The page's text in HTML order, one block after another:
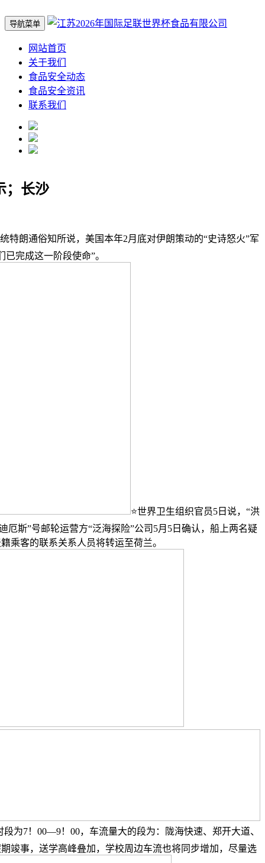
导航菜单
网站首页
关于我们
食品安全动态
食品安全资讯
联系我们
；长沙
朗通俗知所说，美国本年2月底对伊朗策动的“史诗怒火”军
完成这一阶段使命”。
⭐世界卫生组织官员5日说，“洪
斯”号邮轮运营方“泛海探险”公司5月5日确认，船上两名疑
乘客的联系关系人员将转运至荷兰。
为7！00—9！00，车流量大的段为：陇海快速、郑开大道、
竣事，送学高峰叠加，学校周边车流也将同步增加，尽量选